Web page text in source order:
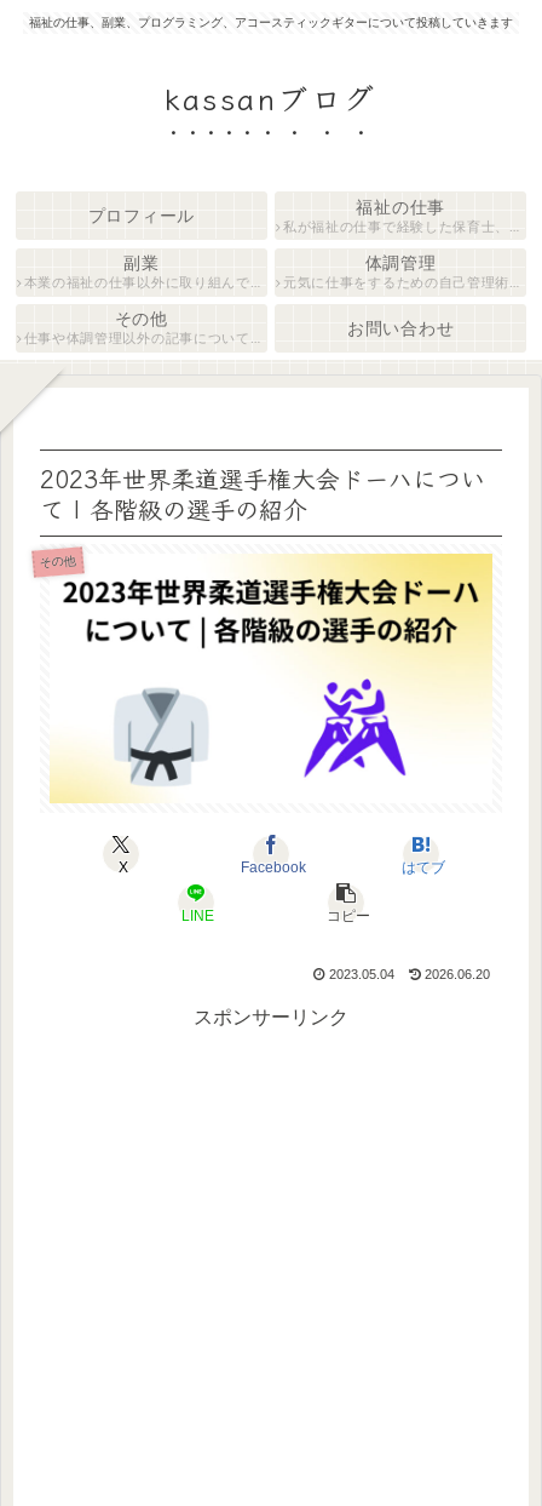
福祉の仕事、副業、プログラミング、アコースティックギターについて投稿していきます
kassanブログ
プロフィール 福祉の仕事
私が福祉の仕事で経験した保育士、障がい者生活支援員について紹介します。
副業
本業の福祉の仕事以外に取り組んでいる仕事について紹介します。
体調管理
元気に仕事をするための自己管理術について説明します。
その他
仕事や体調管理以外の記事について執筆しています。
お問い合わせ
2023年世界柔道選手権大会ドーハについ
て | 各階級の選手の紹介
その他
X Facebook はてブ
LINE コピー
2023.05.04 2026.06.20
スポンサーリンク